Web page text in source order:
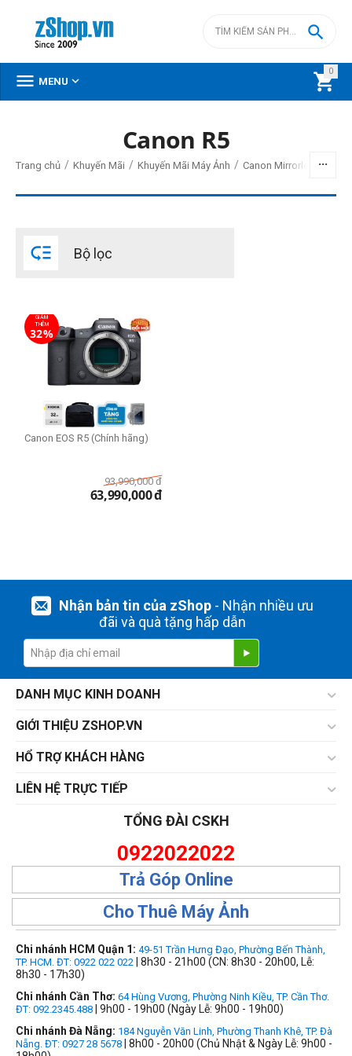
0


 MENU 
Chuyên nghiệp
Canon R5
Trang chủ / Khuyến Mãi / Khuyến Mãi Máy Ảnh / Canon Mirrorless Giảm
 Bộ lọc
GIẢM
THÊM
32%
Canon EOS R5 (Chính hãng)
93,990,000 đ
63,990,000đ
Nhận bản tin của zShop- Nhận nhiều ưu
đãi và quà tặng hấp dẫn
DANH MỤC KINH DOANH
GIỚI THIỆU ZSHOP.VN
HỔ TRỢ KHÁCH HÀNG
LIÊN HỆ TRỰC TIẾP
TỔNG ĐÀI CSKH
0922022022
Trả Góp Online
Cho Thuê Máy Ảnh
Chi nhánh HCM Quận 1: 49-51 Trần Hưng Đạo, Phường Bến Thành,
TP. HCM. ĐT: 0922 022 022 | 8h30 - 21h00 (CN: 8h30 - 20h00, Lễ:
8h30 - 17h30)
Chi nhánh Cần Thơ: 64 Hùng Vương, Phường Ninh Kiều, TP. Cần Thơ.
ĐT: 092.2345.488 | 9h00 - 19h00 (Ngày Lễ: 9h00 - 19h00)
Chi nhánh Đà Nẵng: 184 Nguyễn Văn Linh, Phường Thanh Khê, TP. Đà
Nẵng. ĐT: 0927 28 5678 | 8h00 - 20h00 (Chủ Nhật & Ngày Lễ: 9h00 -